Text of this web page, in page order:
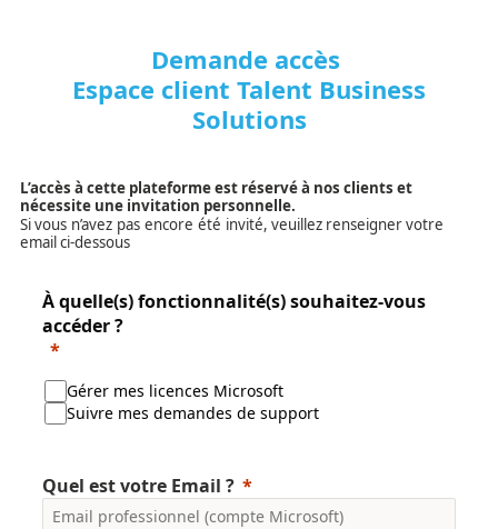
Demande accès
Espace client Talent Business
Solutions
L’accès à cette plateforme est réservé à nos clients et
nécessite une invitation personnelle.
Si vous n’avez pas encore été invité, veuillez renseigner votre
email ci-dessous
À quelle(s) fonctionnalité(s) souhaitez-vous
accéder ?
Gérer mes licences Microsoft
Suivre mes demandes de support
Quel est votre Email ?